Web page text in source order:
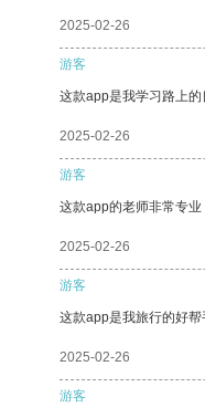
2025-02-26
游客
这款app是我学习路上的
2025-02-26
游客
这款app的老师非常专业
2025-02-26
游客
这款app是我旅行的好帮
2025-02-26
游客